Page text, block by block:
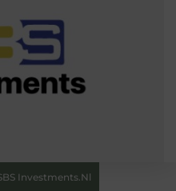
Investments.nl